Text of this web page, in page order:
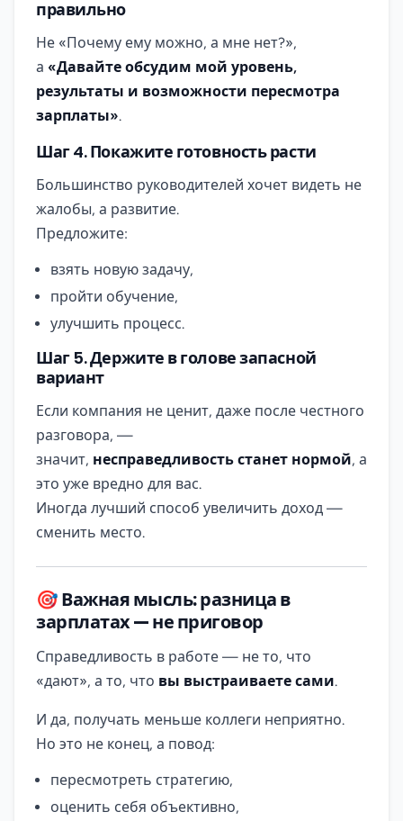
правильно
Не «Почему ему можно, а мне нет?»,
а «Давайте обсудим мой уровень,
результаты и возможности пересмотра
зарплаты».
Шаг 4. Покажите готовность расти
Большинство руководителей хочет видеть не
жалобы, а развитие.
Предложите:
взять новую задачу,
пройти обучение,
улучшить процесс.
Шаг 5. Держите в голове запасной
вариант
Если компания не ценит, даже после честного
разговора, —
значит, несправедливость станет нормой, а
это уже вредно для вас.
Иногда лучший способ увеличить доход —
сменить место.
🎯 Важная мысль: разница в
зарплатах — не приговор
Справедливость в работе — не то, что
«дают», а то, что вы выстраиваете сами.
И да, получать меньше коллеги неприятно.
Но это не конец, а повод:
пересмотреть стратегию,
оценить себя объективно,